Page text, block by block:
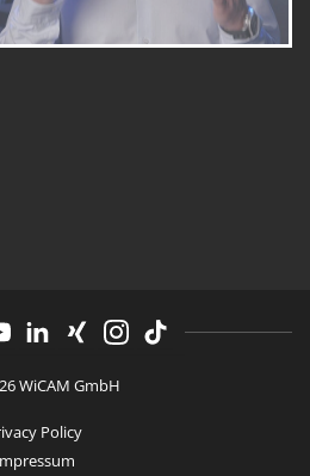
WiCAM GmbH
Policy